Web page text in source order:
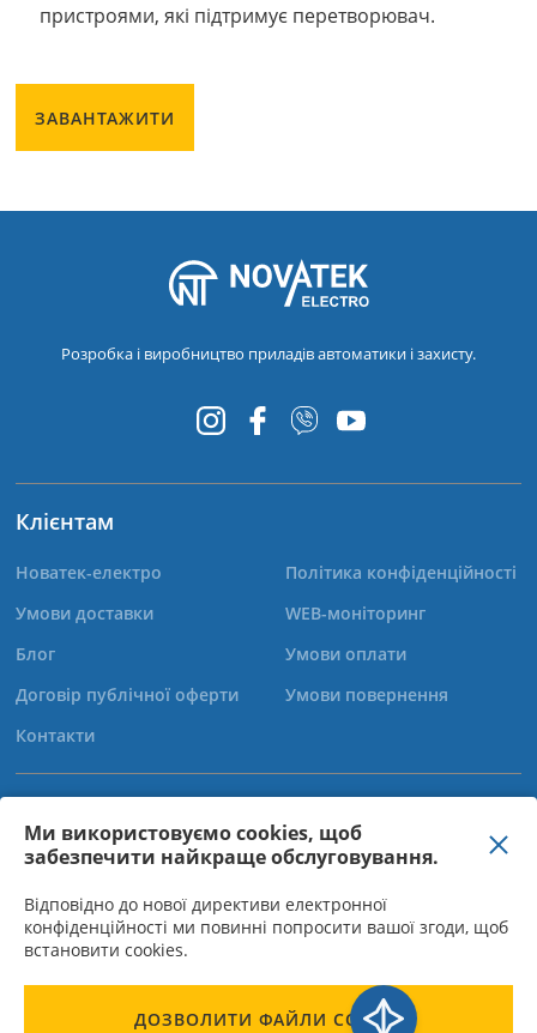
Ми використовуємо cookies, щоб
забезпечити найкраще обслуговування.
Відповідно до нової директиви електронної
конфіденційності ми повинні попросити вашої згоди, щоб
встановити cookies.
ДОЗВОЛИТИ ФАЙЛИ COOKIE
пристроями, які підтримує перетворювач.
ЗАВАНТАЖИТИ
Розробка і виробництво приладів автоматики і захисту.
Клієнтам
Новатек-електро
Умови доставки
Блог
Договір публічної оферти
Контакти
Політика конфіденційності
WEB-моніторинг
Умови оплати
Умови повернення
+38 (067) 565-37-68
+38 (050) 359-39-11
ТОВ "Новатек-Електро" - Директор Богачов О.М., ІПН 310950015523,